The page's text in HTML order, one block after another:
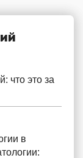
что это за
в